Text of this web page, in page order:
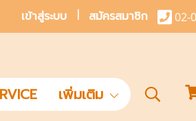
เข้าสู่ระบบ สมัครสมาชิก 02-
เพิ่มเติม